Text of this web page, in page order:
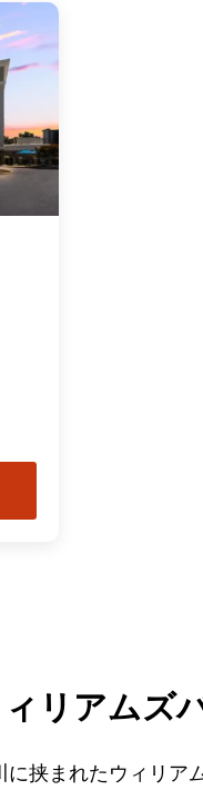
ィリアムズ
挟まれたウィリ